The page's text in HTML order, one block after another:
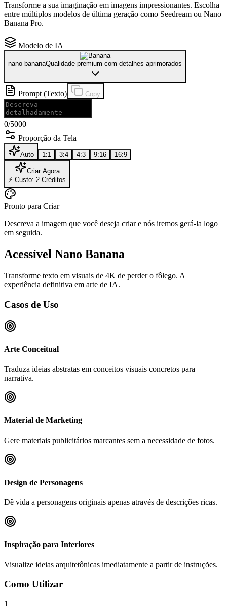
Transforme a sua imaginação em imagens impressionantes. Escolha
entre múltiplos modelos de última geração como Seedream ou Nano
Banana Pro.
Modelo de IA
nano bananaQualidade premium com detalhes aprimorados
Prompt (Texto) Copy
0/5000
Proporção da Tela
Auto 1:1 3:4 4:3 9:16 16:9
Criar Agora
⚡ Custo: 2 Créditos
Pronto para Criar
Descreva a imagem que você deseja criar e nós iremos gerá-la logo
em seguida.
Acessível Nano Banana
Transforme texto em visuais de 4K de perder o fôlego. A
experiência definitiva em arte de IA.
Casos de Uso
Arte Conceitual
Traduza ideias abstratas em conceitos visuais concretos para
narrativa.
Material de Marketing
Gere materiais publicitários marcantes sem a necessidade de fotos.
Design de Personagens
Dê vida a personagens originais apenas através de descrições ricas.
Inspiração para Interiores
Visualize ideias arquitetônicas imediatamente a partir de instruções.
Como Utilizar
1